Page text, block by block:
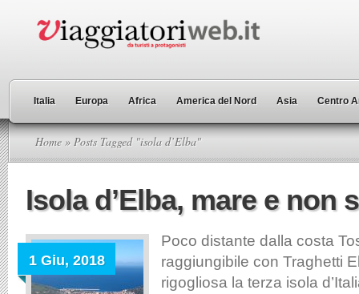
Italia Europa Africa America del Nord Asia Centro
Home » Posts Tagged "isola d’Elba"
Isola d’Elba, mare e non
1 Giu, 2018
Poco distante dalla costa
raggiungibile con Traghetti
rigogliosa la terza isola